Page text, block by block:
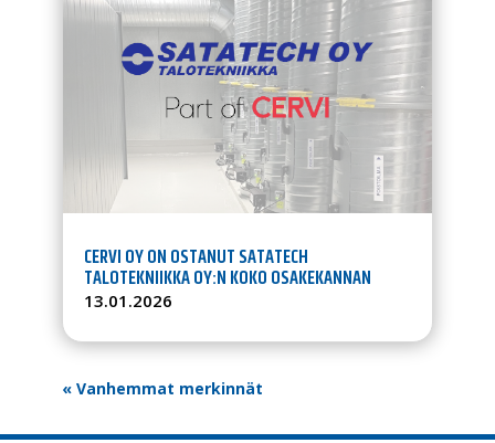
CERVI OY ON OSTANUT SATATECH
TALOTEKNIIKKA OY:N KOKO OSAKEKANNAN
13.01.2026
« Vanhemmat merkinnät